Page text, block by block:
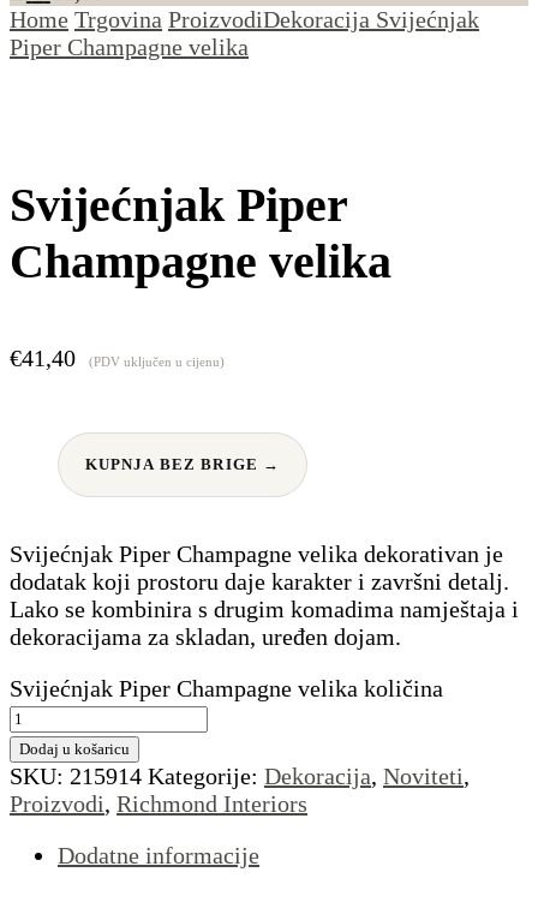
Home Trgovina ProizvodiDekoracija Svijećnjak
Piper Champagne velika
Svijećnjak Piper
Champagne velika
€41,40 (PDV uključen u cijenu)
KUPNJA BEZ BRIGE →
Svijećnjak Piper Champagne velika dekorativan je
dodatak koji prostoru daje karakter i završni detalj.
Lako se kombinira s drugim komadima namještaja i
dekoracijama za skladan, uređen dojam.
Svijećnjak Piper Champagne velika količina
Dodaj u košaricu
SKU: 215914 Kategorije: Dekoracija, Noviteti,
Proizvodi, Richmond Interiors
Dodatne informacije